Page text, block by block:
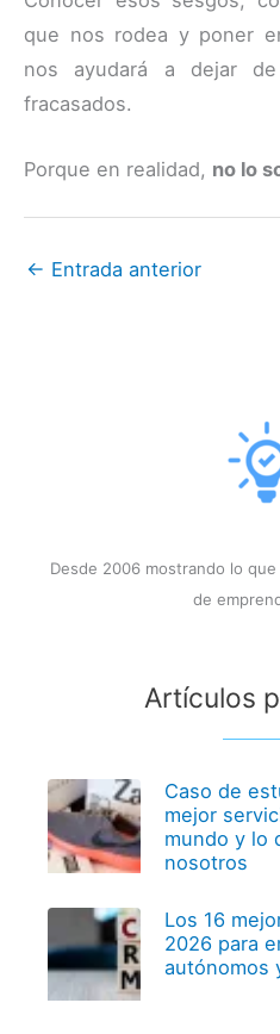
que nos rodea y poner
nos ayudará a dejar
fracasados.
Porque en realidad, no lo
← Entrada anterior
Desde 2006 mostrando lo
de
Artículos
Caso de
mejor
mundo y lo
nosotros
Los 16
2026 para
autónomos